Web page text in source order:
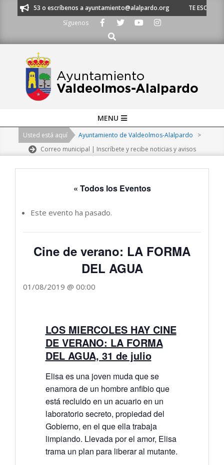
91 620 21 53 o escríbenos a ayuntamiento@alalpardo.org
TE
Síguenos
Buscar
Navigation
MENU
Usted está aquí Ayuntamiento de Valdeolmos-Alalpardo
>
Correo municipal | Inscríbete y recibe noticias y avisos
« Todos los Eventos
Este evento ha pasado.
Cine de verano: LA FORMA
DEL AGUA
01/08/2019 @ 00:00
LOS MIERCOLES HAY CINE
DE VERANO: LA FORMA
DEL AGUA, 31 de julio
Elisa es una joven muda que se
enamora de un hombre anfibio que
está recluido en un acuario en un
laboratorio secreto, propiedad del
Gobierno, en el que ella trabaja
limpiando. Llevada por el amor, Elisa
trama un plan para liberar al mutante.